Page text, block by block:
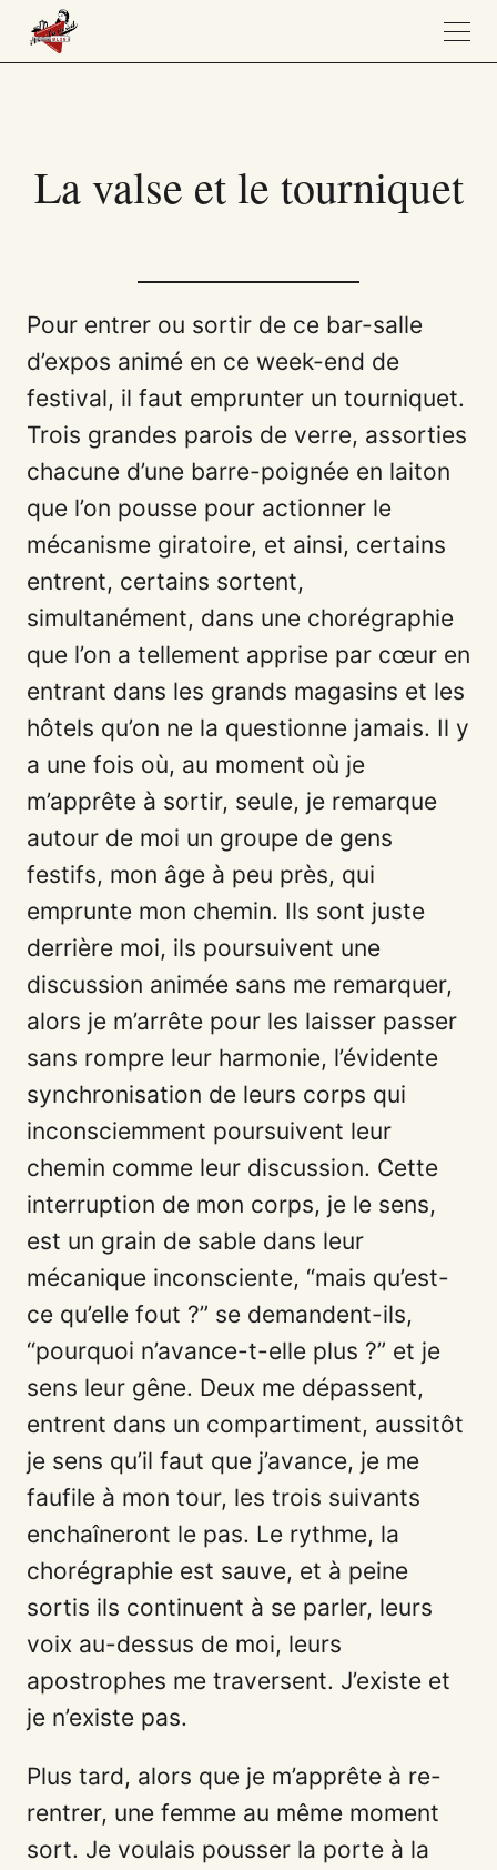
La valse et le tourniquet
Pour entrer ou sortir de ce bar-salle
d’expos animé en ce week-end de
festival, il faut emprunter un tourniquet.
Trois grandes parois de verre, assorties
chacune d’une barre-poignée en laiton
que l’on pousse pour actionner le
mécanisme giratoire, et ainsi, certains
entrent, certains sortent,
simultanément, dans une chorégraphie
que l’on a tellement apprise par cœur en
entrant dans les grands magasins et les
hôtels qu’on ne la questionne jamais. Il y
a une fois où, au moment où je
m’apprête à sortir, seule, je remarque
autour de moi un groupe de gens
festifs, mon âge à peu près, qui
emprunte mon chemin. Ils sont juste
derrière moi, ils poursuivent une
discussion animée sans me remarquer,
alors je m’arrête pour les laisser passer
sans rompre leur harmonie, l’évidente
synchronisation de leurs corps qui
inconsciemment poursuivent leur
chemin comme leur discussion. Cette
interruption de mon corps, je le sens,
est un grain de sable dans leur
mécanique inconsciente, “mais qu’est-
ce qu’elle fout ?” se demandent-ils,
“pourquoi n’avance-t-elle plus ?” et je
sens leur gêne. Deux me dépassent,
entrent dans un compartiment, aussitôt
je sens qu’il faut que j’avance, je me
faufile à mon tour, les trois suivants
enchaîneront le pas. Le rythme, la
chorégraphie est sauve, et à peine
sortis ils continuent à se parler, leurs
voix au-dessus de moi, leurs
apostrophes me traversent. J’existe et
je n’existe pas.
Plus tard, alors que je m’apprête à re-
rentrer, une femme au même moment
sort. Je voulais pousser la porte à la